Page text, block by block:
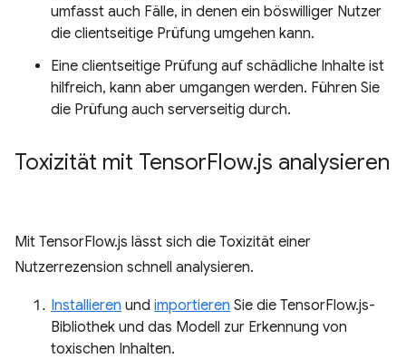
umfasst auch Fälle, in denen ein böswilliger Nutzer
die clientseitige Prüfung umgehen kann.
Eine clientseitige Prüfung auf schädliche Inhalte ist
hilfreich, kann aber umgangen werden. Führen Sie
die Prüfung auch serverseitig durch.
Toxizität mit TensorFlow.js analysieren
Mit TensorFlow.js lässt sich die Toxizität einer
Nutzerrezension schnell analysieren.
Installieren und importieren Sie die TensorFlow.js-
Bibliothek und das Modell zur Erkennung von
toxischen Inhalten.